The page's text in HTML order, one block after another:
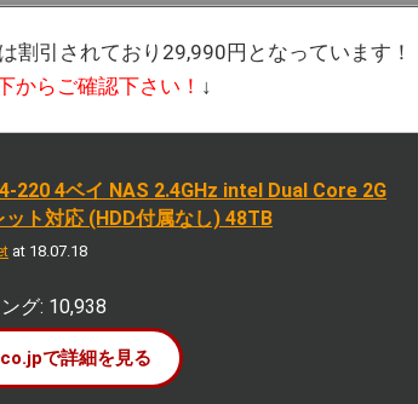
引されており29,990円となっています！
からご確認下さい！ ↓
220 4ベイ NAS 2.4GHz intel Dual Core 2G
ト対応 (HDD付属なし) 48TB
at 18.07.18
グ: 10,938
で詳細を見る